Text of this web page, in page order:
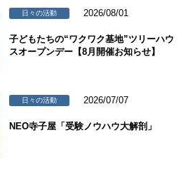
日々の活動 2026/08/01
子どもたちの“ワクワク基地”ツリーハウ
スオープンデー【8月開催お知らせ】
日々の活動 2026/07/07
NEO寺子屋「受験ノウハウ大解剖」